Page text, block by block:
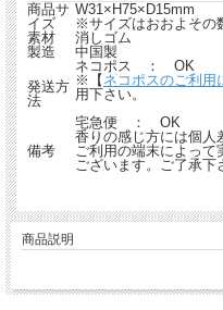
商品サ
イズ
W31×H75×D15mm
※サイズはおおよその
素材
消しゴム
製造
中国製
発送方
法
ネコポス ： OK
※【 ネコポスのご利用
用下さい。
宅急便 ： OK
備考
香りの感じ方には個人
ご利用の端末によって
ございます。ご了承下
商品説明